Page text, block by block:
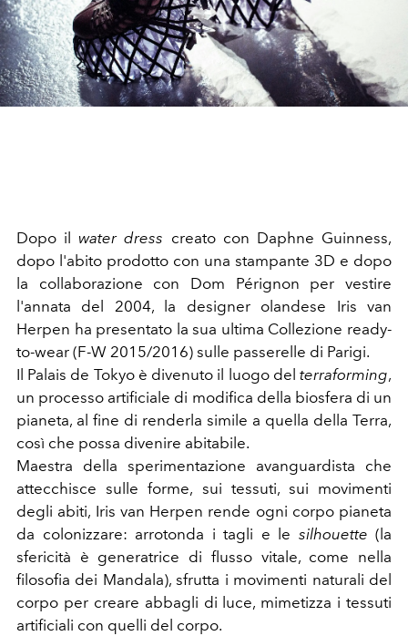
Dopo il water dress creato con Daphne Guinness,
dopo l'abito prodotto con una stampante 3D e dopo
la collaborazione con Dom Pérignon per vestire
l'annata del 2004, la designer olandese Iris van
Herpen ha presentato la sua ultima Collezione ready-
to-wear (F-W 2015/2016) sulle passerelle di Parigi.
Il Palais de Tokyo è divenuto il luogo del terraforming,
un processo artificiale di modifica della biosfera di un
pianeta, al fine di renderla simile a quella della Terra,
così che possa divenire abitabile.
Maestra della sperimentazione avanguardista che
attecchisce sulle forme, sui tessuti, sui movimenti
degli abiti, Iris van Herpen rende ogni corpo pianeta
da colonizzare: arrotonda i tagli e le silhouette (la
sfericità è generatrice di flusso vitale, come nella
filosofia dei Mandala), sfrutta i movimenti naturali del
corpo per creare abbagli di luce, mimetizza i tessuti
artificiali con quelli del corpo.